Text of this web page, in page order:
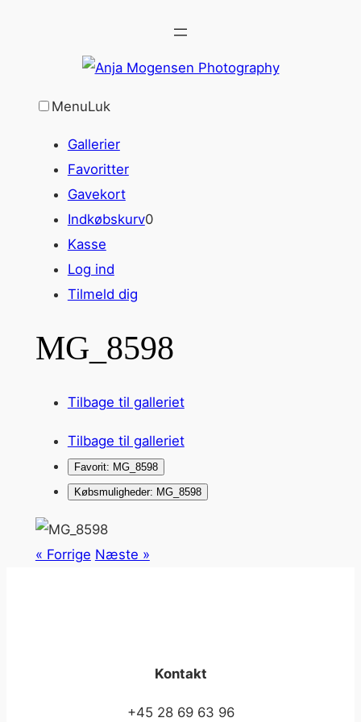
MenuLuk
Gallerier
Favoritter
Gavekort
Indkøbskurv0
Kasse
Log ind
Tilmeld dig
MG_8598
Tilbage til galleriet
Tilbage til galleriet
Favorit: MG_8598
Købsmuligheder: MG_8598
« Forrige Næste »
Kontakt
+45 28 69 63 96